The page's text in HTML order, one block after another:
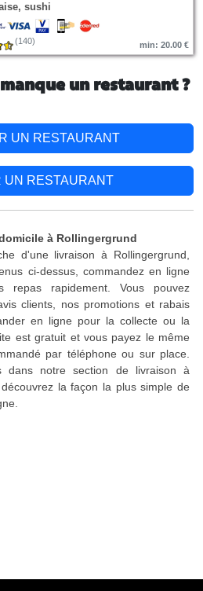
sushi
(140) min: 20.00 €
un restaurant ?
UN RESTAURANT
UN RESTAURANT
à Rollingergrund
d'une livraison à Rollingergrund,
ci-dessus, commandez en ligne
rapidement. Vous pouvez
clients, nos promotions et rabais
en ligne pour la collecte ou la
est gratuit et vous payez le même
par téléphone ou sur place.
dans notre section de livraison à
la façon la plus simple de